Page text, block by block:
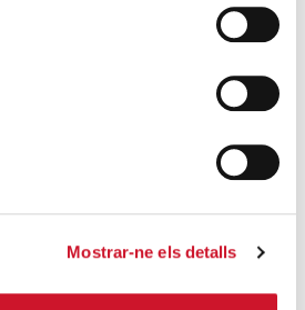
Mostrar-ne els detalls
y hace un llamamiento a
el dispositivo
regularización
canvia vides